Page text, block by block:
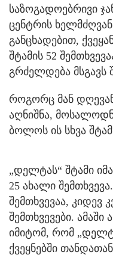
საზოგადოებრივი
ცენტრის
განცხადებით,
შტამის 52
გრძელდება მსგავს
როგორც მან
აღნიშნა,
ბოლოს ის სხვა
„დელტას“ შტამი
25 ახალი
შემთხვევაა, კიდევ
შემთხვევები.
იმიტომ, რომ
ქვეყნებში